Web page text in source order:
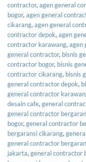
contractor, agen general
bogor, agen general
cikarang, agen general
contractor depok, agen
contractor karawang, agen
general contractor, bisnis
contractor bogor, bisnis
contractor cikarang, bisnis
general contractor depok,
general contractor
desain cafe, general
general contractor
bogor, general contractor
bergaransi cikarang,
general contractor
jakarta, general contractor